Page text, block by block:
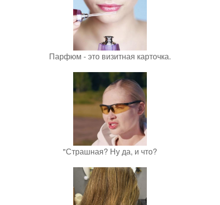
Парфюм - это визитная карточка.
"Страшная? Ну да, и что?